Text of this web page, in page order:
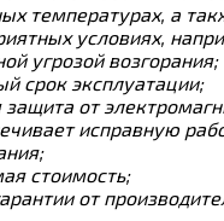
температурах, а
условиях,
угрозой возгорания;
срок эксплуатации;
от
исправную
стоимость;
от